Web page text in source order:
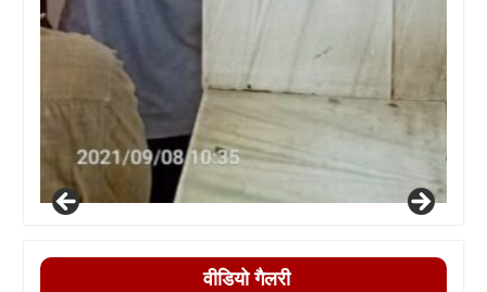
वीडियो गैलरी